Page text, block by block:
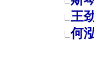
王
何